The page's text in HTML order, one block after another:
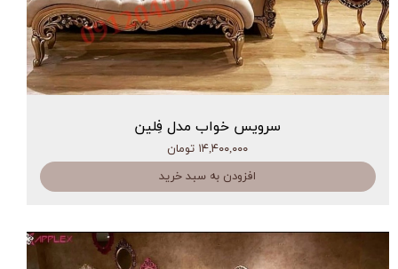
سرویس خواب مدل فِلین
۱۴,۴۰۰,۰۰۰ تومان
افزودن به سبد خرید